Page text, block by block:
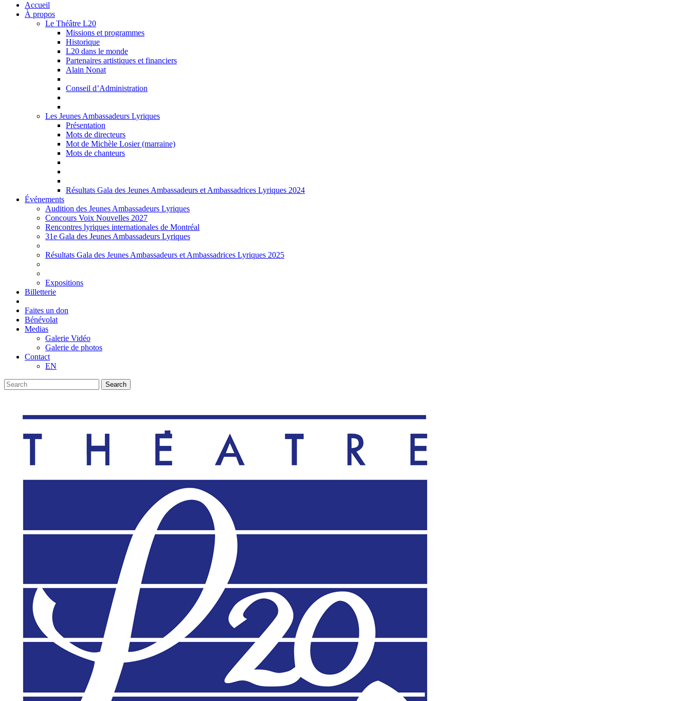
Accueil
À propos
Le Théâtre L20
Missions et programmes
Historique
L20 dans le monde
Partenaires artistiques et financiers
Alain Nonat
Conseil d’Administration
Les Jeunes Ambassadeurs Lyriques
Présentation
Mots de directeurs
Mot de Michèle Losier (marraine)
Mots de chanteurs
Résultats Gala des Jeunes Ambassadeurs et Ambassadrices Lyriques 2024
Événements
Audition des Jeunes Ambassadeurs Lyriques
Concours Voix Nouvelles 2027
Rencontres lyriques internationales de Montréal
31e Gala des Jeunes Ambassadeurs Lyriques
Résultats Gala des Jeunes Ambassadeurs et Ambassadrices Lyriques 2025
Expositions
Billetterie
Faites un don
Bénévolat
Medias
Galerie Vidéo
Galerie de photos
Contact
EN